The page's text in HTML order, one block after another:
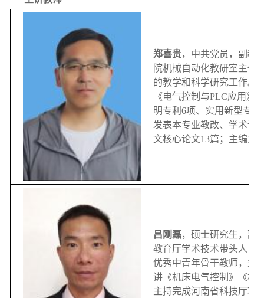
郑喜贵，中共党员，副教
院机械自动化教研室主任
的教学和科学研究工作。
《电气控制与PLC应用》
明专利6项、实用新型专
发表本专业教改、学术论
文核心论文13篇；主编或
吕刚磊，硕士研究生，副
教育厅学术技术带头人，
优秀中青年骨干教师，郑
讲《机床电气控制》《机
主持完成河南省科技厅项